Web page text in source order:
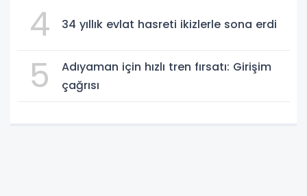
4 34 yıllık evlat hasreti ikizlerle sona erdi
5
Adıyaman için hızlı tren fırsatı: Girişim
çağrısı